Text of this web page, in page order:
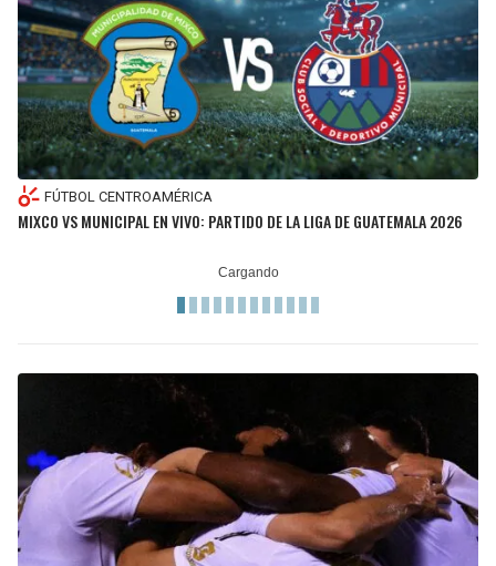
FÚTBOL CENTROAMÉRICA
MIXCO VS MUNICIPAL EN VIVO: PARTIDO DE LA LIGA DE GUATEMALA 2026